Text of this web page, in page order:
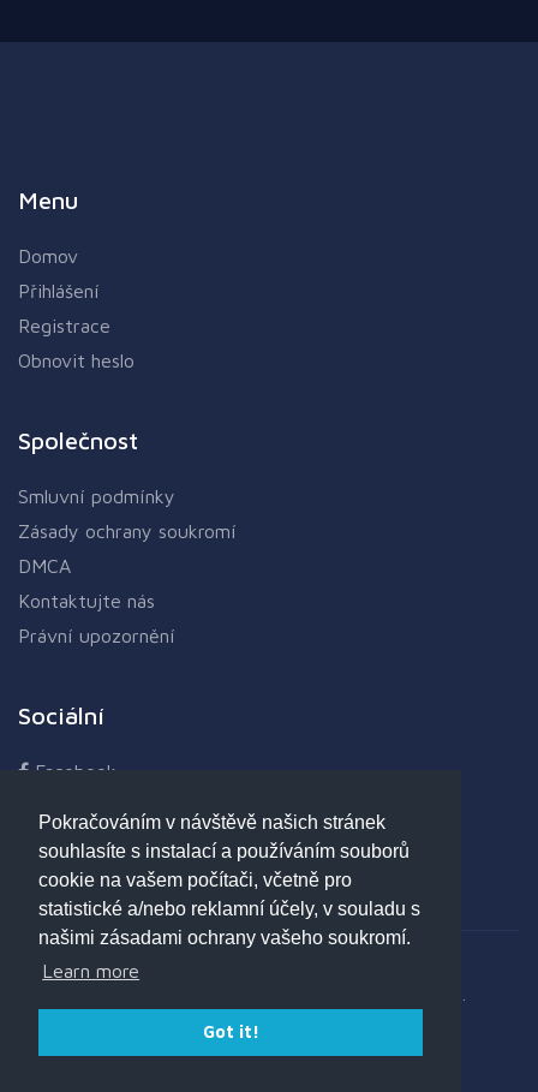
Pokračováním v návštěvě našich stránek
souhlasíte s instalací a používáním souborů
cookie na vašem počítači, včetně pro
statistické a/nebo reklamní účely, v souladu s
našimi zásadami ochrany vašeho soukromí.
Learn more
Got it!
Menu
Domov
Přihlášení
Registrace
Obnovit heslo
Společnost
Smluvní podmínky
Zásady ochrany soukromí
DMCA
Kontaktujte nás
Právní upozornění
Sociální
Facebook
Linkedin
Google+
Možnosti platby